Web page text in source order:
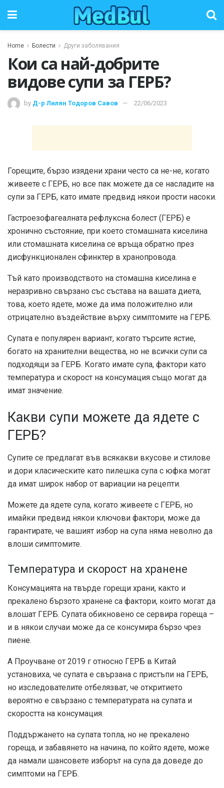
Home Болести Други заболявания
Кои са най-добрите
видове супи за ГЕРБ?
by Д-р Лилян Тодоров Савов 22/06/2023
Горещите, бързо изядени храни често са не-не, когато
живеете с ГЕРБ, но все пак можете да се насладите на
супи за ГЕРБ, като имате предвид някои прости насоки.
Гастроезофагеалната рефлуксна болест (ГЕРБ) е
хронично състояние, при което стомашната киселина
или стомашната киселина се връща обратно през
дисфункционален сфинктер в хранопровода.
Тъй като производството на стомашна киселина е
неразривно свързано със състава на вашата диета,
това, което ядете, може да има положително или
отрицателно въздействие върху симптомите на ГЕРБ.
Супата е популярен вариант, когато търсите ястие,
богато на хранителни вещества, но не всички супи са
подходящи за ГЕРБ. Когато имате супа, фактори като
температура и скорост на консумация също могат да
имат значение.
Какви супи можете да ядете с
ГЕРБ?
Супите се предлагат във всякакви вкусове и стилове
и дори класическите като пилешка супа с юфка могат
да имат широк набор от вариации на рецепти.
Можете да ядете супа, когато живеете с ГЕРБ, но
имайки предвид някои ключови фактори, може да
гарантирате, че вашият избор на супа няма неволно да
влоши симптомите.
Температура и скорост на хранене
Консумацията на твърде горещи храни, както и
прекалено бързото хранене са фактори, които могат да
влошат ГЕРБ. Супата обикновено се сервира гореща –
и в някои случаи може да се консумира бързо чрез
пиене.
А Проучване от 2019 г относно ГЕРБ в Китай
установиха, че супата е свързана с пристъпи на ГЕРБ,
но изследователите отбелязват, че откритието
вероятно е свързано с температурата на супата и
скоростта на консумация.
Поддържането на супата топла, но не прекалено
гореща, и забавянето на начина, по който ядете, може
да намали шансовете изборът на супа да доведе до
симптоми на ГЕРБ.